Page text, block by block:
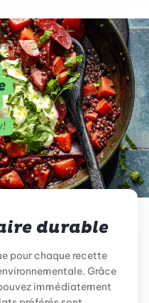
durable
pour chaque recette
Grâce
immédiatement